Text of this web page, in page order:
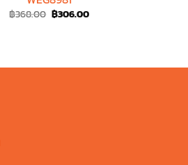
฿368.00 Original
price
฿306.00Current